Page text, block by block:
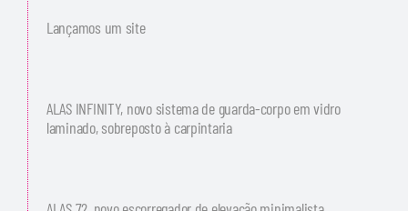
Lançamos um site
ALAS INFINITY, novo sistema de guarda-corpo em vidro
laminado, sobreposto à carpintaria